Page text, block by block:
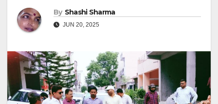
By Shashi Sharma
JUN 20, 2025